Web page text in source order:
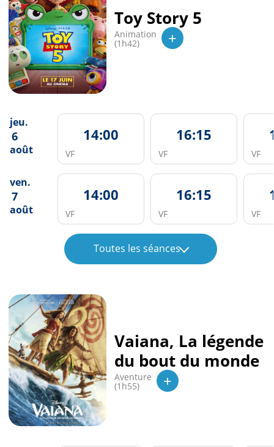
Toy Story 5
Animation
(1h42) +
jeu.
6
août
14:00
VF
16:15
VF VF
ven.
7
août
14:00
VF
16:15
VF VF
Toutes les séances
Vaiana, La légende
du bout du monde
Aventure
(1h55) +